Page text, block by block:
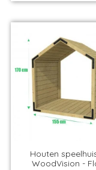
Houten
WoodVision -